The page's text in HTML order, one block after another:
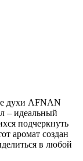
духи AFNAN
– идеальный
подчеркнуть
аромат создан
в любой